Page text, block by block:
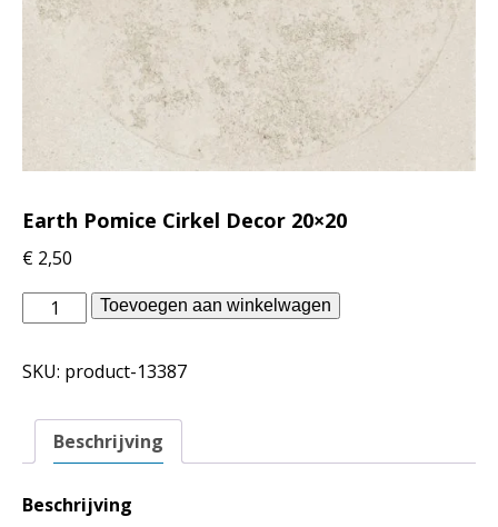
Earth Pomice Cirkel Decor 20×20
€ 2,50
vtwonen
binnentegels
Earth
Cirkel
Decor
aantal
Toevoegen aan winkelwagen
SKU: product-13387
Beschrijving
Beschrijving